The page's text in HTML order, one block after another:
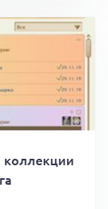
коллекции